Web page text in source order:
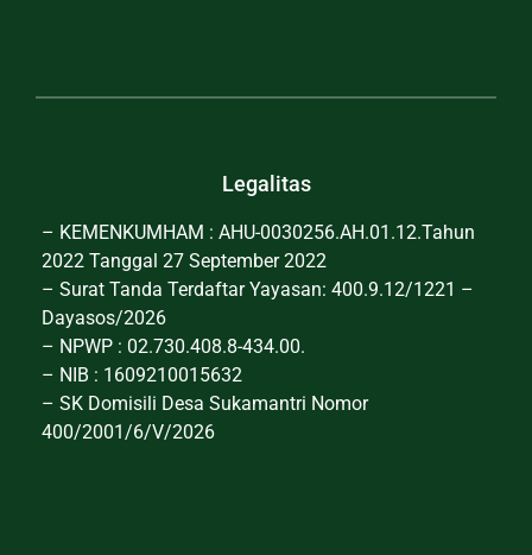
Legalitas
– KEMENKUMHAM : AHU-0030256.AH.01.12.Tahun
2022 Tanggal 27 September 2022
– Surat Tanda Terdaftar Yayasan: 400.9.12/1221 –
Dayasos/2026
– NPWP : 02.730.408.8-434.00.
– NIB : 1609210015632
– SK Domisili Desa Sukamantri Nomor
400/2001/6/V/2026